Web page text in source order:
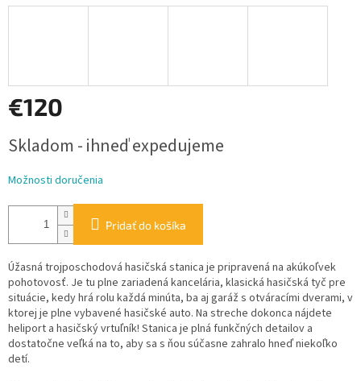
€120
cena:
Skladom - ihneď expedujeme
Možnosti doručenia
Pridať do košíka
Úžasná trojposchodová hasičská stanica je pripravená na akúkoľvek
pohotovosť. Je tu plne zariadená kancelária, klasická hasičská tyč pre
situácie, kedy hrá rolu každá minúta, ba aj garáž s otváracími dverami, v
ktorej je plne vybavené hasičské auto. Na streche dokonca nájdete
heliport a hasičský vrtuľník! Stanica je plná funkčných detailov a
dostatočne veľká na to, aby sa s ňou súčasne zahralo hneď niekoľko
detí.